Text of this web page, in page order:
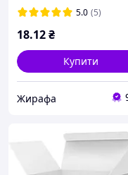
5.0 (5)
18.12₴
Купити
Жирафа